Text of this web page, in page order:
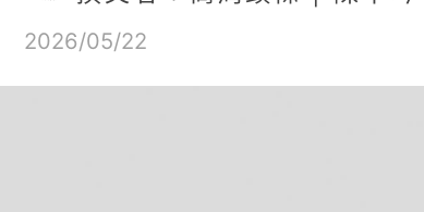
2026/05/22